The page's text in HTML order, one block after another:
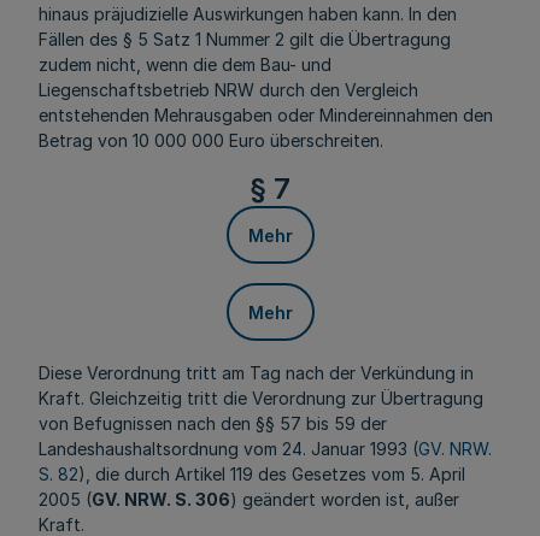
hinaus präjudizielle Auswirkungen haben kann. In den
Fällen des § 5 Satz 1 Nummer 2 gilt die Übertragung
zudem nicht, wenn die dem Bau- und
Liegenschaftsbetrieb NRW durch den Vergleich
entstehenden Mehrausgaben oder Mindereinnahmen den
Betrag von 10 000 000 Euro überschreiten.
§ 7
Mehr
Mehr
Diese Verordnung tritt am Tag nach der Verkündung in
Kraft. Gleichzeitig tritt die Verordnung zur Übertragung
von Befugnissen nach den §§ 57 bis 59 der
Landeshaushaltsordnung vom 24. Januar 1993 (GV. NRW.
S. 82), die durch Artikel 119 des Gesetzes vom 5. April
2005 (GV. NRW. S. 306) geändert worden ist, außer
Kraft.